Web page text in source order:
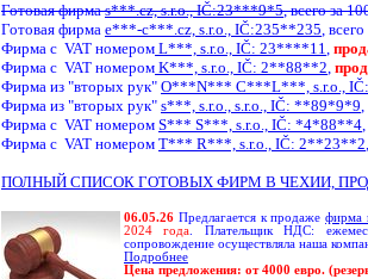
Готовая фирмаs***.cz, s.r.o., IČ:23***9*5, всего за
Готовая фирма e***-c***.cz, s.r.o., IČ:235**235, всего
Фирма с VAT номером L***, s.r.o., IČ: 23****11,
Фирма с VAT номером K***, s.r.o., IČ: 2**88**2,
Фирма из "вторых рук" O***N*** C***L***, s.r.o.,
Фирма из "вторых рук" s***, s.r.o., s.r.o., IČ: **89*9*9,
Фирма с VAT номером S*** S***, s.r.o., IČ: *4*88**4,
Фирма с VAT номером T*** R***, s.r.o., IČ: 2**23**2,
ПОЛНЫЙ СПИСОК ГОТОВЫХ ФИРМ В ЧЕХИИ,
06.05.26 Предлагается к продажефирма
2024 года. Плательщик НДС:
сопровождение осуществляла наша
Подробнее
Цена предложения: от 4000 евро.